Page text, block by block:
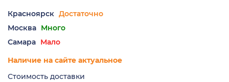
Красноярск Достаточно
Москва Много
Самара Мало
Наличие на сайте актуальное
Стоимость доставки